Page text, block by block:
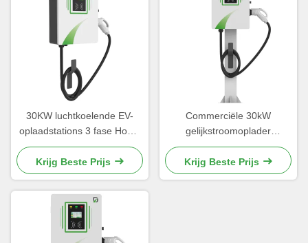
30KW luchtkoelende EV-
oplaadstations 3 fase Home
Ev-oplaadstation
Krijg Beste Prijs
Commerciële 30kW
gelijkstroomoplader
gegalvaniseerd staal met
anti-corrosiecoating
Krijg Beste Prijs